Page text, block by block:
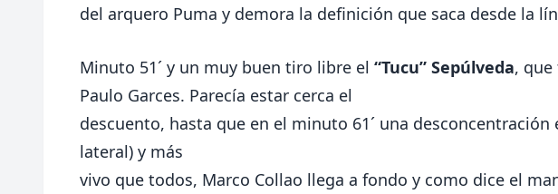
del arquero Puma y demora la definición que saca desde la
Minuto 51´ y un muy buen tiro libre el “Tucu” Sepúlveda, que
Paulo Garces. Parecía estar cerca el
descuento, hasta que en el minuto 61´ una desconcentración
lateral) y más
vivo que todos, Marco Collao llega a fondo y como dice el